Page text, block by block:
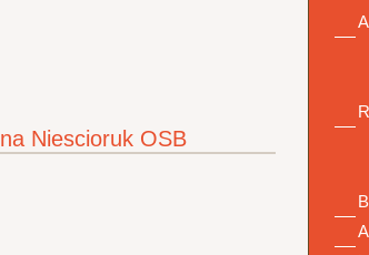
Niescioruk OSB